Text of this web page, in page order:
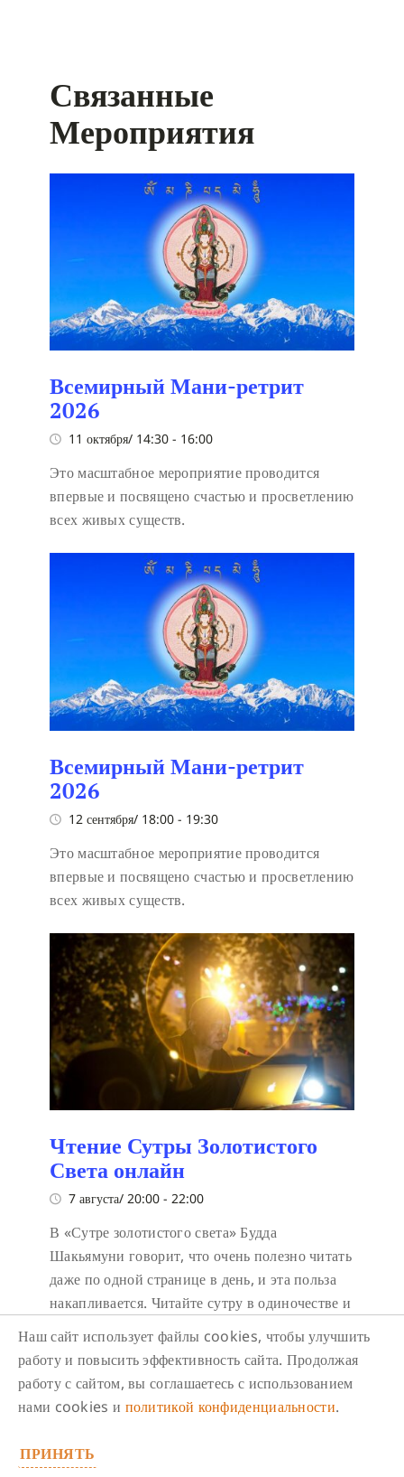
Связанные
Мероприятия
Всемирный Мани-ретрит
2026
11 октября/ 14:30 - 16:00
Это масштабное мероприятие проводится
впервые и посвящено счастью и просветлению
всех живых существ.
Всемирный Мани-ретрит
2026
12 сентября/ 18:00 - 19:30
Это масштабное мероприятие проводится
впервые и посвящено счастью и просветлению
всех живых существ.
Чтение Сутры Золотистого
Света онлайн
7 августа/ 20:00 - 22:00
В «Сутре золотистого света» Будда
Шакьямуни говорит, что очень полезно читать
даже по одной странице в день, и эта польза
накапливается. Читайте сутру в одиночестве и
Наш сайт использует файлы cookies, чтобы улучшить
работу и повысить эффективность сайта. Продолжая
работу с сайтом, вы соглашаетесь с использованием
нами cookies и политикой конфиденциальности.
ПРИНЯТЬ